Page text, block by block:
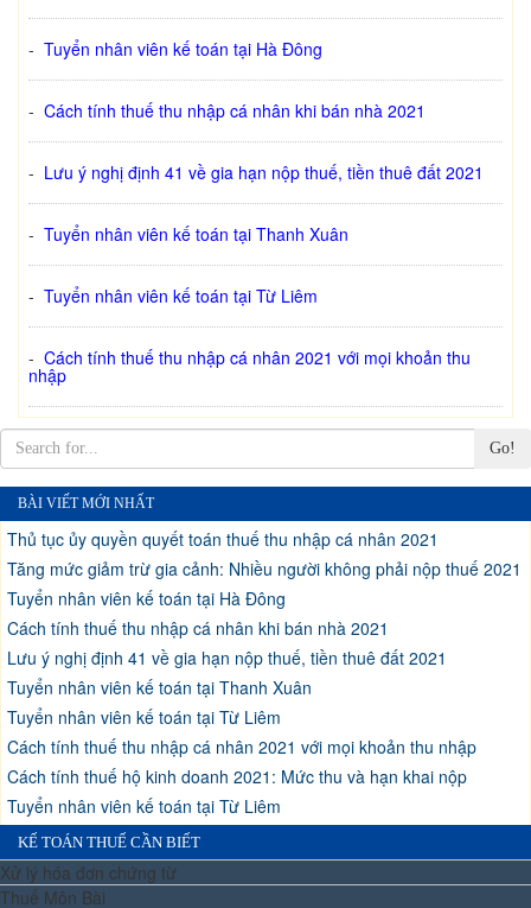
- Tuyển nhân viên kế toán tại Hà Đông
- Cách tính thuế thu nhập cá nhân khi bán nhà 2021
- Lưu ý nghị định 41 về gia hạn nộp thuế, tiền thuê đất 2021
- Tuyển nhân viên kế toán tại Thanh Xuân
- Tuyển nhân viên kế toán tại Từ Liêm
- Cách tính thuế thu nhập cá nhân 2021 với mọi khoản thu
nhập
Go!
BÀI VIẾT MỚI NHẤT
Thủ tục ủy quyền quyết toán thuế thu nhập cá nhân 2021
Tăng mức giảm trừ gia cảnh: Nhiều người không phải nộp thuế 2021
Tuyển nhân viên kế toán tại Hà Đông
Cách tính thuế thu nhập cá nhân khi bán nhà 2021
Lưu ý nghị định 41 về gia hạn nộp thuế, tiền thuê đất 2021
Tuyển nhân viên kế toán tại Thanh Xuân
Tuyển nhân viên kế toán tại Từ Liêm
Cách tính thuế thu nhập cá nhân 2021 với mọi khoản thu nhập
Cách tính thuế hộ kinh doanh 2021: Mức thu và hạn khai nộp
Tuyển nhân viên kế toán tại Từ Liêm
KẾ TOÁN THUẾ CẦN BIẾT
Xử lý hóa đơn chứng từ
Thuế Môn Bài